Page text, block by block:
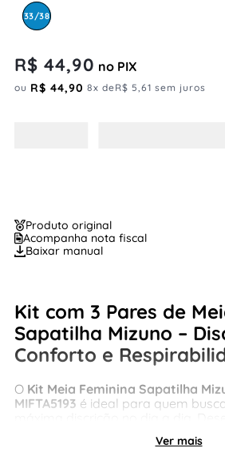
33/38
R$ 44,90 no PIX
ou R$ 44,90 8x deR$ 5,61 sem juros
Produto original
Acompanha nota fiscal
Baixar manual
Kit com 3 Pares de
Sapatilha Mizuno –
Conforto e
O Kit Meia Feminina Sapatilha
MIFTA5193 é ideal para quem
perfeita para uso com tênis baixos
Ver mais